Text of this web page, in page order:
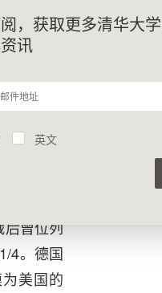
国已经
缩小，特
渐次淡
代，世
者目睹
104年
苏联于
曾位列
4。德国
美国的
，获取更多清华大
讯
英文